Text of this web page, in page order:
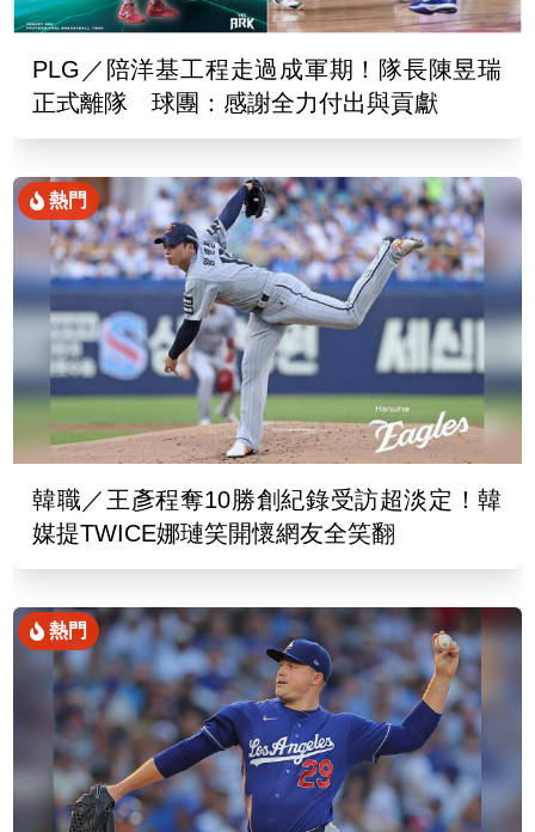
PLG／陪洋基工程走過成軍期！隊長陳昱瑞
正式離隊 球團：感謝全力付出與貢獻
熱門
韓職／王彥程奪10勝創紀錄受訪超淡定！韓
媒提TWICE娜璉笑開懷網友全笑翻
熱門